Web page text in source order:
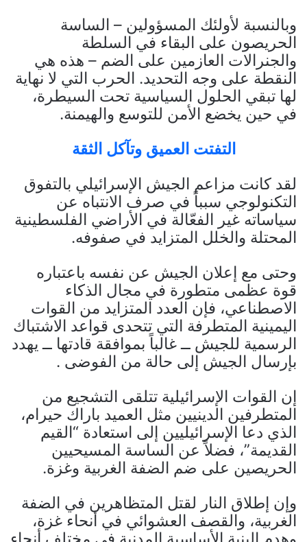
وبالنسبة لأولئك المسؤولين – الساسة
الحريصون على البقاء في السلطة
والجنرالات العازمين على الضم – هذه هي
النقطة على وجه التحديد. الحرب التي لا نهاية
لها تبقي الحلول السياسية تحت السيطرة،
في حين يخضع الأمن للتوسع والهيمنة.
التفتت العميق وتآكل الثقة
لقد كانت مزاعم الجيش الإسرائيلي بالتفوق
التكنولوجي سبباً في صرف الانتباه عن
سياساته غير الفعّالة في الأراضي الفلسطينية
المحتلة والخلل المتزايد في صفوفه.
وحتى مع إعلان الجيش عن نفسه باعتباره
قوة عظمى متطورة في مجال الذكاء
الاصطناعي، فإن العدد المتزايد من القوات
اليمينية المتطرفة التي تتحدى قواعد الاشتباك
الرسمية للجيش ــ غالباً بموافقة قادتها ــ يهدد
بإرسال الجيش إلى حالة من الفوضى .
إن القوات الإسرائيلية تتلقى التشجيع من
المتطرفين الدينيين مثل العميد باراك حيرام،
الذي دعا الإسرائيليين إلى استعادة “القيم
القديمة”، فضلاً عن الساسة المسيحيين
الحريصين على ضم الضفة الغربية وغزة.
وإن إطلاق النار لقتل المتظاهرين في الضفة
الغربية، والقصف العشوائي في أنحاء غزة،